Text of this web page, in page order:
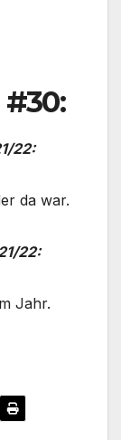
22:
da war.
22:
Jahr.